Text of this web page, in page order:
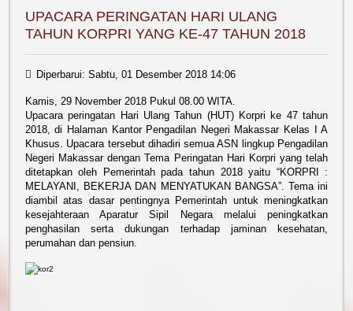
UPACARA PERINGATAN HARI ULANG
TAHUN KORPRI YANG KE-47 TAHUN 2018
Diperbarui: Sabtu, 01 Desember 2018 14:06
Kamis, 29 November 2018 Pukul 08.00 WITA.
Upacara peringatan Hari Ulang Tahun (HUT) Korpri ke 47 tahun
2018, di Halaman Kantor Pengadilan Negeri Makassar Kelas I A
Khusus. Upacara tersebut dihadiri semua ASN lingkup Pengadilan
Negeri Makassar dengan Tema Peringatan Hari Korpri yang telah
ditetapkan oleh Pemerintah pada tahun 2018 yaitu “KORPRI :
MELAYANI, BEKERJA DAN MENYATUKAN BANGSA”. Tema ini
diambil atas dasar pentingnya Pemerintah untuk meningkatkan
kesejahteraan Aparatur Sipil Negara melalui peningkatkan
penghasilan serta dukungan terhadap jaminan kesehatan,
perumahan dan pensiun.